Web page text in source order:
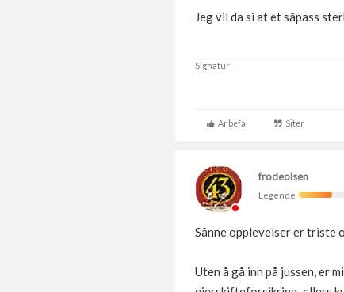
Jeg vil da si at et såpass
Signatur
Anbefal Siter
frodeolsen
Legende
Sånne opplevelser er triste
Uten å gå inn på jussen, er